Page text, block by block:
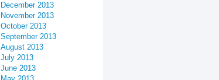
December 2013
November 2013
October 2013
September 2013
August 2013
July 2013
June 2013